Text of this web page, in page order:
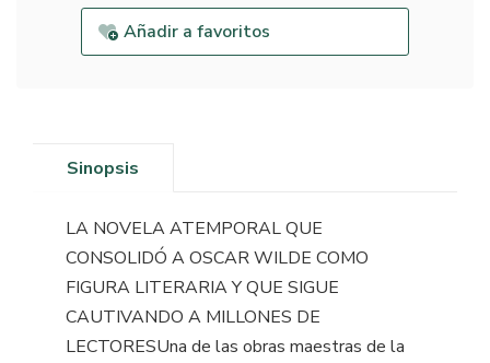
Añadir a favoritos
Sinopsis
LA NOVELA ATEMPORAL QUE
CONSOLIDÓ A OSCAR WILDE COMO
FIGURA LITERARIA Y QUE SIGUE
CAUTIVANDO A MILLONES DE
LECTORESUna de las obras maestras de la